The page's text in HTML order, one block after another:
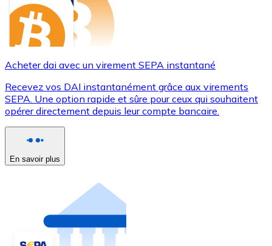
Acheter dai avec un virement SEPA instantané
Recevez vos DAI instantanément grâce aux virements
SEPA. Une option rapide et sûre pour ceux qui souhaitent
opérer directement depuis leur compte bancaire.
En savoir plus